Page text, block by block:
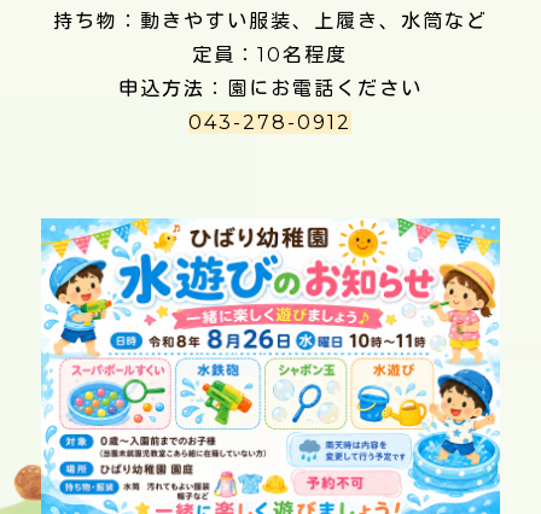
持ち物：動きやすい服装、上履き、水筒など
定員：10名程度
申込方法：園にお電話ください
043-278-0912